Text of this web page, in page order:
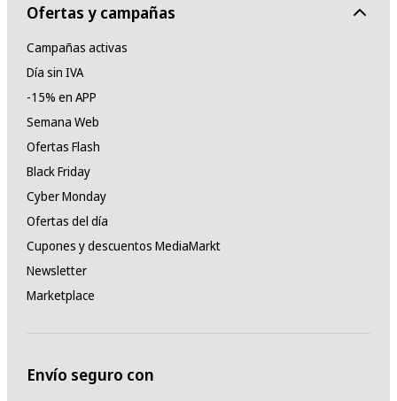
Ofertas y campañas
Campañas activas
Día sin IVA
-15% en APP
Semana Web
Ofertas Flash
Black Friday
Cyber Monday
Ofertas del día
Cupones y descuentos MediaMarkt
Newsletter
Marketplace
Envío seguro con